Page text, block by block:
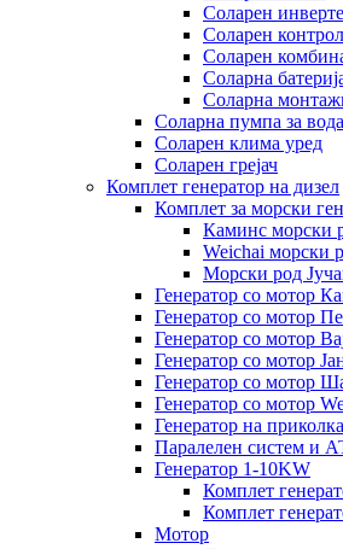
Соларен
Соларен
Соларен
Соларна
Соларна
Соларна пумпа за вода
Соларен клима уред
Соларен грејач
Комплет генератор на дизел
Комплет за морски
Каминс морски
Weichai морски
Морски род
Генератор со мотор
Генератор со мотор
Генератор со мотор
Генератор со мотор
Генератор со мотор
Генератор со мотор
Генератор на
Паралелен систем и
Генератор 1-10KW
Комплет
Комплет
Мотор